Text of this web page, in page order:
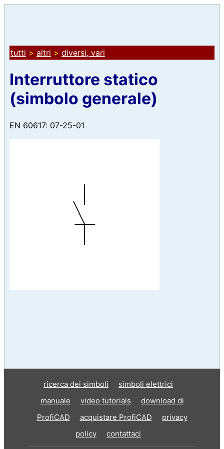
tutti > altri > diversi, vari
Interruttore statico
(simbolo generale)
EN 60617: 07-25-01
ricerca dei simboli
simboli elettrici
manuale
video tutorials
download di
ProfiCAD
acquistare ProfiCAD
privacy
policy
contattaci